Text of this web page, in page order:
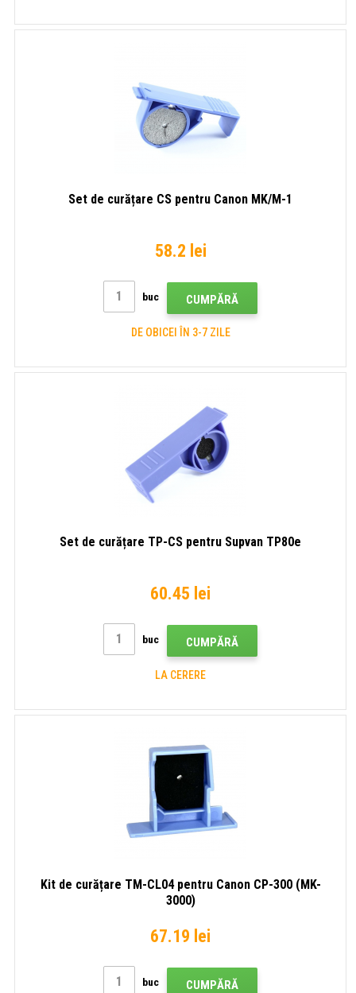
Set de curățare CS pentru Canon MK/M-1
58.2 lei
buc CUMPĂRĂ
DE OBICEI ÎN 3-7 ZILE
Set de curățare TP-CS pentru Supvan TP80e
60.45 lei
buc CUMPĂRĂ
LA CERERE
Kit de curățare TM-CL04 pentru Canon CP-300 (MK-
3000)
67.19 lei
buc CUMPĂRĂ